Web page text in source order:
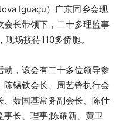
Iguaçu）广东同乡会现
长带领下，二十多理监事
场接待110多侨胞。
，该会有二十多位领导参
锡钦会长、周艺锋执行会
聂国基常务副会长、陈仕
长、理事;陈耀新、黄卫